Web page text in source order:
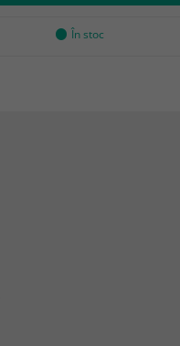
În stoc